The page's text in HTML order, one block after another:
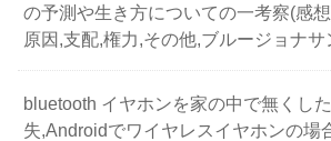
の予測や生き方についての一考察(感
原因,支配,権力,その他,ブルージョナサ
bluetooth イヤホンを家の中で無くし
失,Androidでワイヤレスイヤホンの場